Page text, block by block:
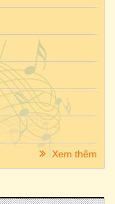
Xem thêm